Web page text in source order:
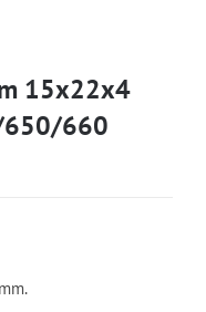
15x22x4
650/660